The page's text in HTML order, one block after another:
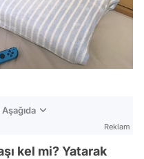
Reklam
kel mi? Yatarak